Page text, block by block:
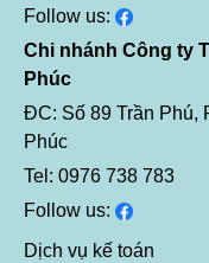
Follow us:
Chi nhánh Công ty
Phúc
ĐC: Số 89 Trần Phú,
Phúc
Tel: 0976 738 783
Follow us:
Dịch vụ kế toán